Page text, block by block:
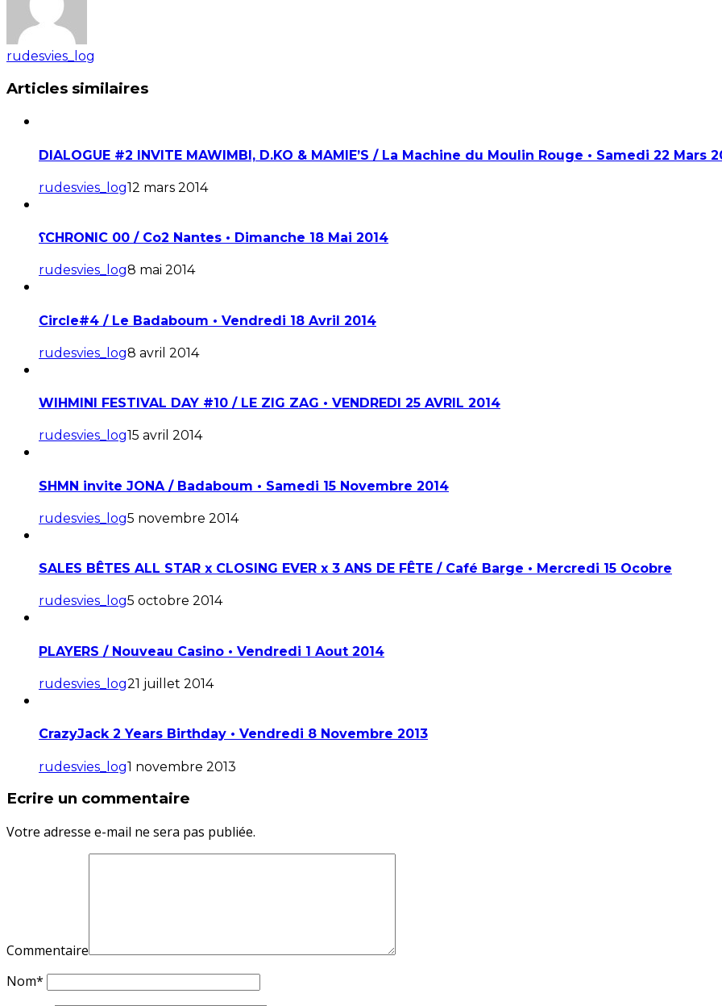
rudesvies_log
Articles similaires
DIALOGUE #2 INVITE MAWIMBI, D.KO & MAMIE’S / La Machine du Moulin Rouge • Samedi 22 Mars
rudesvies_log12 mars 2014
ʕCHRONIC 00 / Co2 Nantes • Dimanche 18 Mai 2014
rudesvies_log8 mai 2014
Circle#4 / Le Badaboum • Vendredi 18 Avril 2014
rudesvies_log8 avril 2014
WIHMINI FESTIVAL DAY #10 / LE ZIG ZAG • VENDREDI 25 AVRIL 2014
rudesvies_log15 avril 2014
SHMN invite JONA / Badaboum • Samedi 15 Novembre 2014
rudesvies_log5 novembre 2014
SALES BÊTES ALL STAR x CLOSING EVER x 3 ANS DE FÊTE / Café Barge • Mercredi 15 Ocobre
rudesvies_log5 octobre 2014
PLAYERS / Nouveau Casino • Vendredi 1 Aout 2014
rudesvies_log21 juillet 2014
CrazyJack 2 Years Birthday • Vendredi 8 Novembre 2013
rudesvies_log1 novembre 2013
Ecrire un commentaire
Votre adresse e-mail ne sera pas publiée.
Commentaire
Nom*